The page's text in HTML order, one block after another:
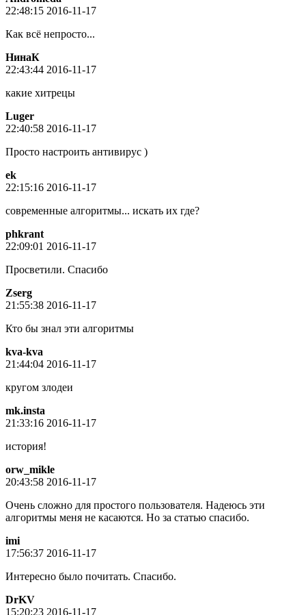
22:48:15 2016-11-17
Как всё непросто...
НинаК
22:43:44 2016-11-17
какие хитрецы
Luger
22:40:58 2016-11-17
Просто настроить антивирус )
ek
22:15:16 2016-11-17
современные алгоритмы... искать их где?
phkrant
22:09:01 2016-11-17
Просветили. Спасибо
Zserg
21:55:38 2016-11-17
Кто бы знал эти алгоритмы
kva-kva
21:44:04 2016-11-17
кругом злодеи
mk.insta
21:33:16 2016-11-17
история!
orw_mikle
20:43:58 2016-11-17
Очень сложно для простого пользователя. Надеюсь эти
алгоритмы меня не касаются. Но за статью спасибо.
imi
17:56:37 2016-11-17
Интересно было почитать. Спасибо.
DrKV
15:20:23 2016-11-17